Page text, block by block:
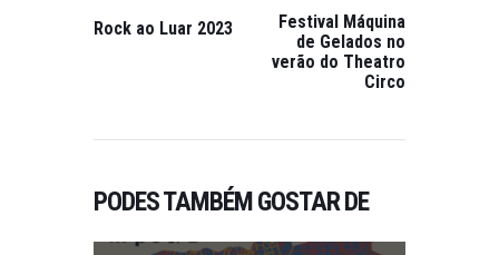
Rock ao Luar 2023
Festival Máquina
de Gelados no
verão do Theatro
Circo
PODES TAMBÉM GOSTAR DE